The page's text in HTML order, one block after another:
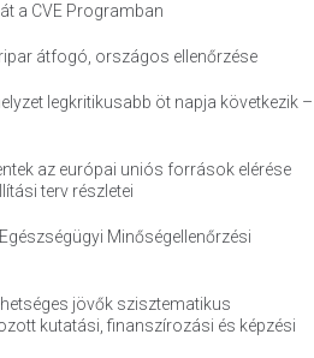
a CVE Programban
átfogó, országos ellenőrzése
legkritikusabb öt napja következik –
az európai uniós források elérése
terv részletei
Minőségellenőrzési
jövők szisztematikus
kutatási, finanszírozási és képzési